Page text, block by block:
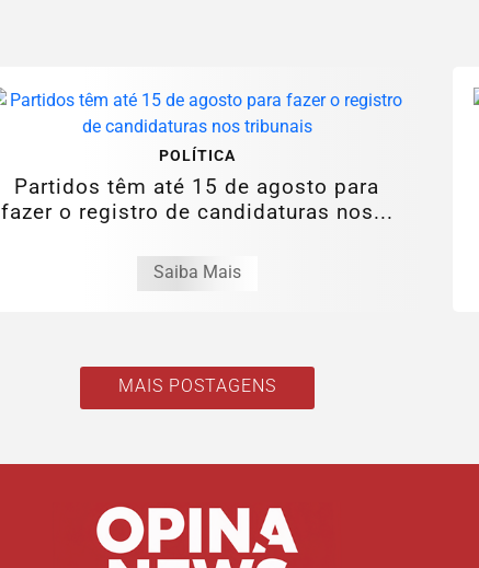
POLÍTICA
Partidos têm até 15 de agosto para
fazer o registro de candidaturas nos...
Saiba Mais
MAIS POSTAGENS